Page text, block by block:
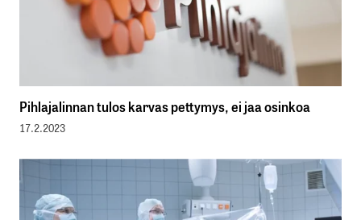
Pihlajalinnan tulos karvas pettymys, ei jaa osinkoa
17.2.2023